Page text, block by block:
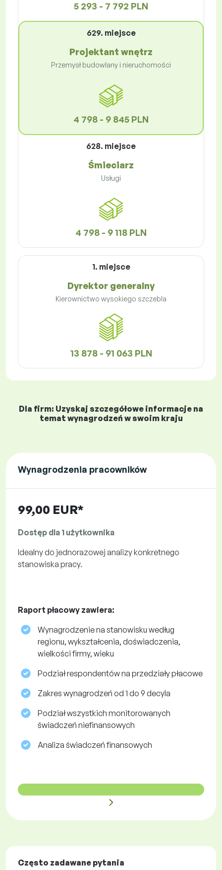
5 293 - 7 792 PLN
629. miejsce
Projektant wnętrz
Przemysł budowlany i nieruchomości
4 798 - 9 845 PLN
628. miejsce
Śmieciarz
Usługi
4 798 - 9 118 PLN
1. miejsce
Dyrektor generalny
Kierownictwo wysokiego szczebla
13 878 - 91 063 PLN
Dla firm: Uzyskaj szczegółowe informacje na
temat wynagrodzeń w swoim kraju
Wynagrodzenia pracowników
99,00 EUR*
Dostęp dla 1 użytkownika
Idealny do jednorazowej analizy konkretnego
stanowiska pracy.
Raport płacowy zawiera:
Wynagrodzenie na stanowisku według
regionu, wykształcenia, doświadczenia,
wielkości firmy, wieku
Podział respondentów na przedziały płacowe
Zakres wynagrodzeń od 1 do 9 decyla
Podział wszystkich monitorowanych
świadczeń niefinansowych
Analiza świadczeń finansowych
Często zadawane pytania